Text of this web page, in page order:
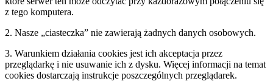
z tego komputera.
2. Nasze „ciasteczka” nie zawierają żadnych danych osobowych.
3. Warunkiem działania cookies jest ich akceptacja przez
przeglądarkę i nie usuwanie ich z dysku. Więcej informacji na temat
cookies dostarczają instrukcje poszczególnych przeglądarek.